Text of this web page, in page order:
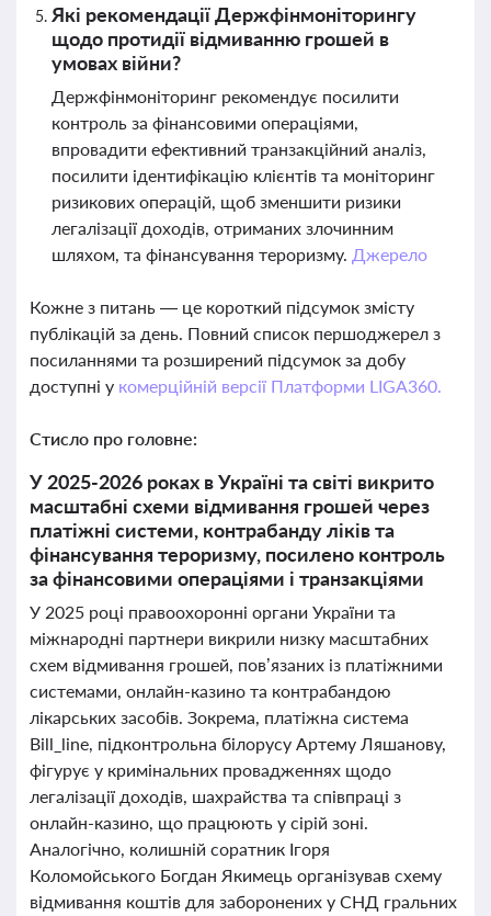
Які рекомендації Держфінмоніторингу
щодо протидії відмиванню грошей в
умовах війни?
Держфінмоніторинг рекомендує посилити
контроль за фінансовими операціями,
впровадити ефективний транзакційний аналіз,
посилити ідентифікацію клієнтів та моніторинг
ризикових операцій, щоб зменшити ризики
легалізації доходів, отриманих злочинним
шляхом, та фінансування тероризму. Джерело
Кожне з питань — це короткий підсумок змісту
публікацій за день. Повний список першоджерел з
посиланнями та розширений підсумок за добу
доступні у комерційній версії Платформи LIGA360.
Стисло про головне:
У 2025-2026 роках в Україні та світі викрито
масштабні схеми відмивання грошей через
платіжні системи, контрабанду ліків та
фінансування тероризму, посилено контроль
за фінансовими операціями і транзакціями
У 2025 році правоохоронні органи України та
міжнародні партнери викрили низку масштабних
схем відмивання грошей, пов’язаних із платіжними
системами, онлайн-казино та контрабандою
лікарських засобів. Зокрема, платіжна система
Bill_line, підконтрольна білорусу Артему Ляшанову,
фігурує у кримінальних провадженнях щодо
легалізації доходів, шахрайства та співпраці з
онлайн-казино, що працюють у сірій зоні.
Аналогічно, колишній соратник Ігоря
Коломойського Богдан Якимець організував схему
відмивання коштів для заборонених у СНД гральних